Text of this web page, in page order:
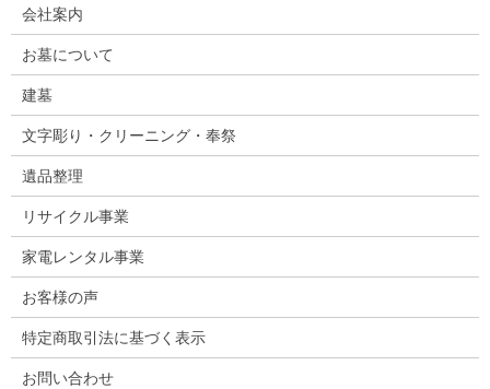
会社案内
お墓について
建墓
文字彫り・クリーニング・奉祭
遺品整理
リサイクル事業
家電レンタル事業
お客様の声
特定商取引法に基づく表示
お問い合わせ